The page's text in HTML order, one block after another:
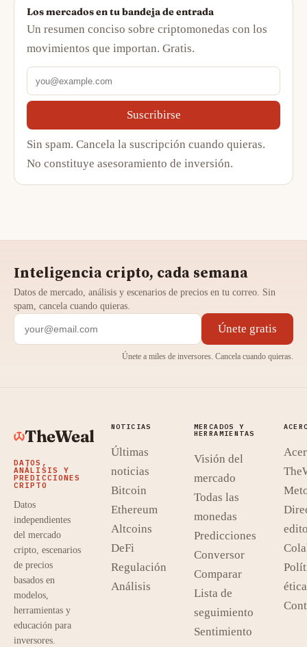
Los mercados en tu bandeja de entrada
Un resumen conciso sobre criptomonedas con los
movimientos que importan. Gratis.
Suscribirse
Sin spam. Cancela la suscripción cuando quieras.
No constituye asesoramiento de inversión.
Inteligencia cripto, cada semana
Datos de mercado, análisis y escenarios de precios en tu correo. Sin
spam, cancela cuando quieras.
Únete gratis
Únete a miles de inversores. Cancela cuando quieras.
TheWeal
DATOS,
ANÁLISIS Y
PREDICCIONES
CRIPTO
Datos
independientes
del mercado
cripto, escenarios
de precios
basados en
modelos,
herramientas y
educación para
inversores.
NOTICIAS
Últimas
noticias
Bitcoin
Ethereum
Altcoins
DeFi
Regulación
Análisis
MERCADOS Y
HERRAMIENTAS
Visión del
mercado
Todas las
monedas
Predicciones
Conversor
Comparar
Lista de
seguimiento
Sentimiento
ética